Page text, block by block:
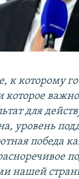
к которому
которое
для
уровень
победа
нашей